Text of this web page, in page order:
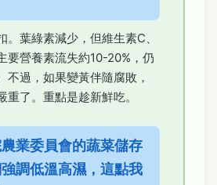
。葉綠素減少，但維生素C、
要營養素流失約10-20%，仍
不過，如果變黃伴隨腐敗，
重了。重點是趁新鮮吃。
業委員會的蔬菜儲存
調低溫高濕，這點我